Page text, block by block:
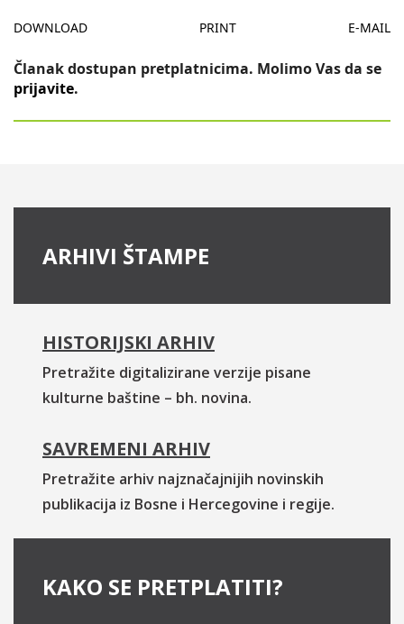
DOWNLOAD PRINT E-MAIL
Članak dostupan pretplatnicima. Molimo Vas da se
prijavite.
ARHIVI ŠTAMPE
HISTORIJSKI ARHIV
Pretražite digitalizirane verzije pisane
kulturne baštine – bh. novina.
SAVREMENI ARHIV
Pretražite arhiv najznačajnijih novinskih
publikacija iz Bosne i Hercegovine i regije.
KAKO SE PRETPLATITI?